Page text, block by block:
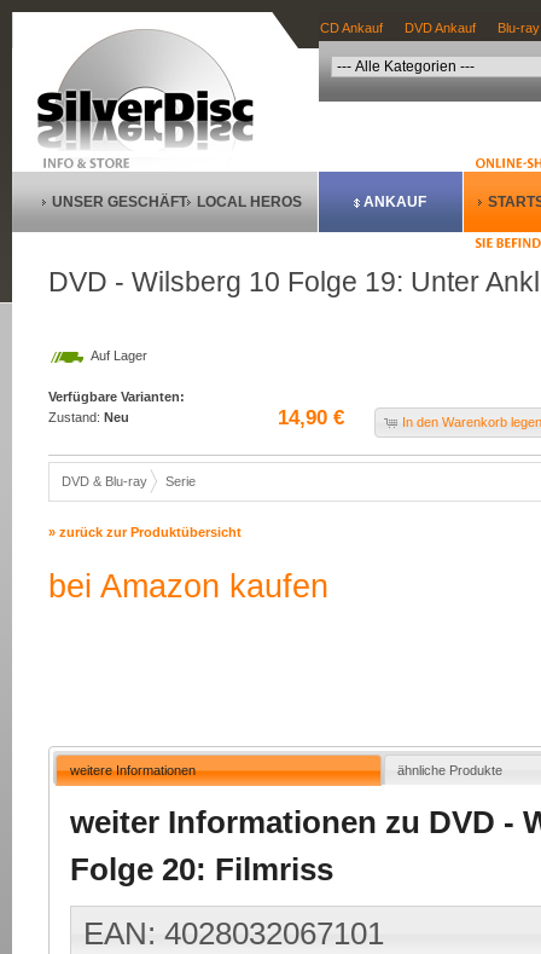
CD Ankauf DVD Ankauf Blu-
UNSER GESCHÄFT LOCAL HEROS ANKAUF
DVD - Wilsberg 10 Folge 19: Unter
Auf Lager
Verfügbare Varianten:
Zustand: Neu 14,90 € In den Warenkorb
DVD & Blu-ray Serie
» zurück zur Produktübersicht
bei Amazon kaufen
weitere Informationen ähnliche Produkte
weiter Informationen zu DVD -
Folge 20: Filmriss
EAN: 4028032067101